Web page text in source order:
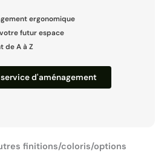
ergonomique
futur espace
de A à Z
d'aménagement
finitions/coloris/options